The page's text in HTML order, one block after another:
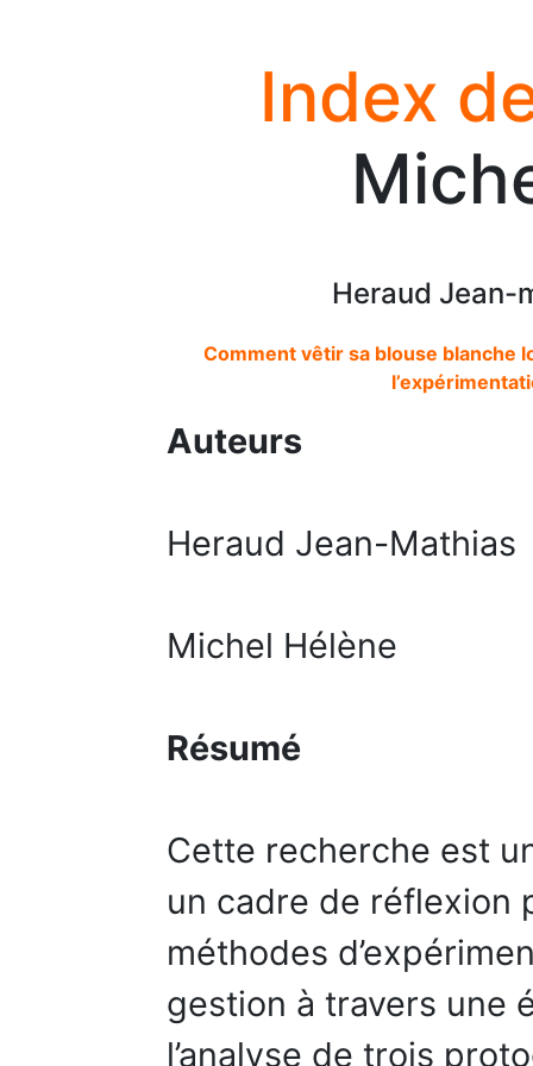
Index
Heraud Jean-
Comment vêtir sa blouse blanche
Auteurs
Heraud Jean-Mathias
Michel Hélène
Résumé
Cette recherche est
un cadre de réflexion
méthodes
gestion à travers une
l’analyse de trois